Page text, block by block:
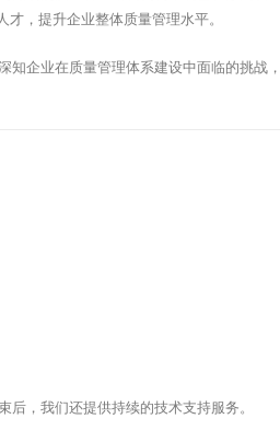
，提升企业整体质量管理水平。
企业在质量管理体系建设中面临的挑战
，我们还提供持续的技术支持服务。